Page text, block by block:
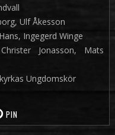
Ulf Åkesson
Ingegerd Winge
Jonasson, Mats
Ungdomskör
PIN